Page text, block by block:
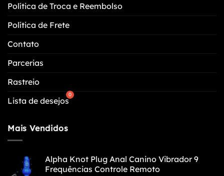
Política de Troca e Reembolso
Política de Frete
Contato
Parcerias
Rastreio
Lista de desejos
Mais Vendidos
Alpha Knot Plug Anal Canino Vibrador 9
Frequências Controle Remoto